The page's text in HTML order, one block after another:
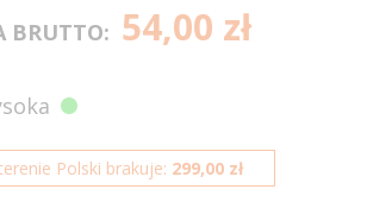
BRUTTO: 54,00 zł
Polski brakuje: 299,00 zł